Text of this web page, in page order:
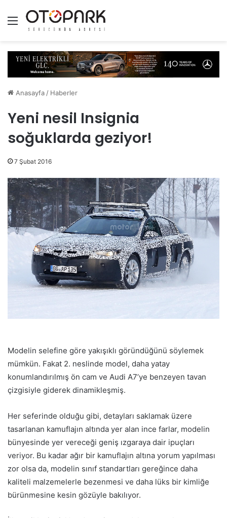
Menü
Anasayfa / Haberler
Yeni nesil Insignia
soğuklarda geziyor!
7 Şubat 2016
Modelin selefine göre yakışıklı göründüğünü söylemek
mümkün. Fakat 2. neslinde model, daha yatay
konumlandırılmış ön cam ve Audi A7’ye benzeyen tavan
çizgisiyle giderek dinamikleşmiş.
Her seferinde olduğu gibi, detayları saklamak üzere
tasarlanan kamuflajın altında yer alan ince farlar, modelin
bünyesinde yer vereceği geniş ızgaraya dair ipuçları
veriyor. Bu kadar ağır bir kamuflajın altına yorum yapılması
zor olsa da, modelin sınıf standartları gereğince daha
kaliteli malzemelerle bezenmesi ve daha lüks bir kimliğe
bürünmesine kesin gözüyle bakılıyor.